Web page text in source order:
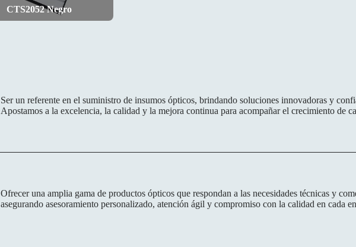
CTS2052 Negro
Ser un referente en el suministro de insumos ópticos, brindando soluciones innovadoras y
Apostamos a la excelencia, la calidad y la mejora continua para acompañar el crecimiento de
Ofrecer una amplia gama de productos ópticos que respondan a las necesidades técnicas y
asegurando asesoramiento personalizado, atención ágil y compromiso con la calidad en cada